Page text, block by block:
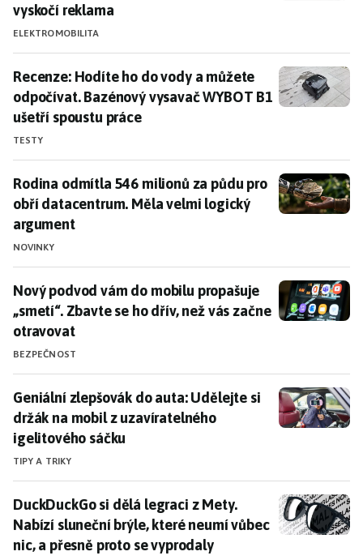
vyskočí reklama
ELEKTROMOBILITA
Recenze: Hodíte ho do vody a můžete odpočívat.
Recenze: Hodíte ho do vody a můžete
odpočívat. Bazénový vysavač WYBOT B1
ušetří spoustu práce
TESTY
Rodina odmítla 546 milionů za půdu pro obří
Rodina odmítla 546 milionů za půdu pro
obří datacentrum. Měla velmi logický
argument
NOVINKY
Nový podvod vám do mobilu propašuje „smetí“.
Nový podvod vám do mobilu propašuje
„smetí“. Zbavte se ho dřív, než vás začne
otravovat
BEZPEČNOST
Geniální zlepšovák do auta: Udělejte si držák na
Geniální zlepšovák do auta: Udělejte si
držák na mobil z uzavíratelného
igelitového sáčku
TIPY A TRIKY
DuckDuckGo si dělá legraci z Mety. Nabízí sluneční
DuckDuckGo si dělá legraci z Mety.
Nabízí sluneční brýle, které neumí vůbec
nic, a přesně proto se vyprodaly